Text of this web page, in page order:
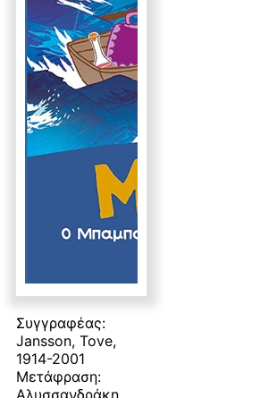
Συγγραφέας:
Jansson, Tove,
1914-2001
Μετάφραση:
Αλυσσανδράκη,